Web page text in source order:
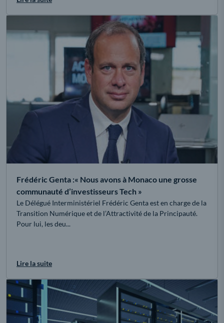
Frédéric Genta :« Nous avons à Monaco une grosse
communauté d’investisseurs Tech »
Le Délégué Interministériel Frédéric Genta est en charge de la
Transition Numérique et de l’Attractivité de la Principauté.
Pour lui, les deu...
Lire la suite